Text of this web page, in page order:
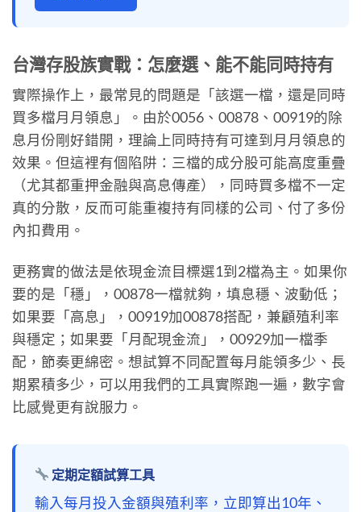
台灣存股族實戰：怎麼選、能不能同時持有
實際操作上，最常見的問題是「該選一檔，還是同時
買多檔月月領息」。由於0056、00878、00919的除
息月份剛好錯開，理論上同時持有可達到月月領息的
效果。但這裡有個陷阱：三檔的成分股可能高度重疊
（尤其都重押金融與高息傳產），同時買多檔不一定
真的分散，反而可能重複持有同樣的公司、付了多份
內扣費用。
更務實的做法是依現金流目標選1到2檔為主。如果你
要的是「穩」，00878一檔就夠，填息穩、波動低；
如果要「高息」，00919加00878搭配，兼顧殖利率
與穩定；如果要「月配現金流」，00929加一檔季
配，節奏更綿密。想試算不同配置每月能領多少、長
期累積多少，可以用我們的工具實際跑一遍，數字會
比感覺更有說服力。
定期定額試算工具
輸入每月投入金額與殖利率，立即算出10年、